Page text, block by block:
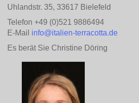
Uhlandstr. 35, 33617 Bielefeld
Telefon +49 (0)521 9886494
E-Mail info@italien-terracotta.de
Es berät Sie Christine Döring